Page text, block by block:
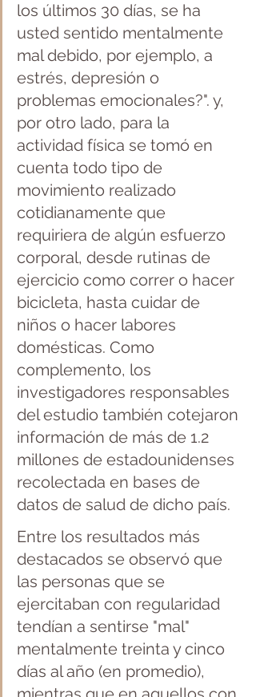
los últimos 30 días, se ha
usted sentido mentalmente
mal debido, por ejemplo, a
estrés, depresión o
problemas emocionales?". y,
por otro lado, para la
actividad física se tomó en
cuenta todo tipo de
movimiento realizado
cotidianamente que
requiriera de algún esfuerzo
corporal, desde rutinas de
ejercicio como correr o hacer
bicicleta, hasta cuidar de
niños o hacer labores
domésticas. Como
complemento, los
investigadores responsables
del estudio también cotejaron
información de más de 1.2
millones de estadounidenses
recolectada en bases de
datos de salud de dicho país.
Entre los resultados más
destacados se observó que
las personas que se
ejercitaban con regularidad
tendían a sentirse "mal"
mentalmente treinta y cinco
días al año (en promedio),